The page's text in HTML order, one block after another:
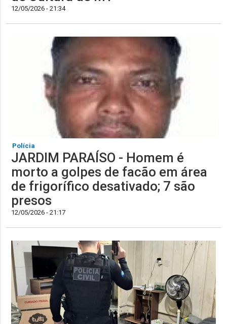
12/05/2026 - 21:34
Polícia
JARDIM PARAÍSO - Homem é
morto a golpes de facão em área
de frigorífico desativado; 7 são
presos
12/05/2026 - 21:17